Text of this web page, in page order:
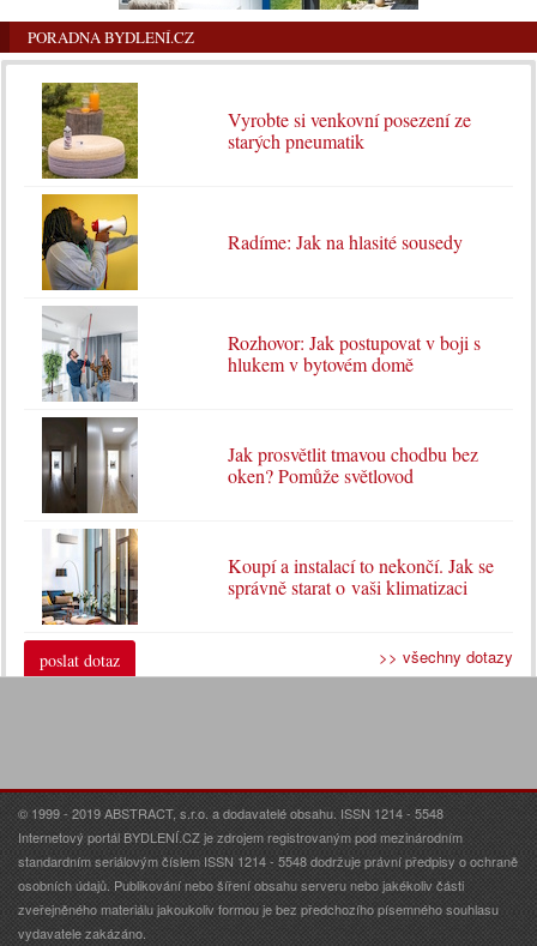
PORADNA BYDLENÍ.CZ
Vyrobte si venkovní posezení ze
starých pneumatik
Radíme: Jak na hlasité sousedy
Rozhovor: Jak postupovat v boji s
hlukem v bytovém domě
Jak prosvětlit tmavou chodbu bez
oken? Pomůže světlovod
Koupí a instalací to nekončí. Jak se
správně starat o vaši klimatizaci
poslat dotaz >> všechny dotazy
© 1999 - 2019 ABSTRACT, s.r.o. a dodavatelé obsahu. ISSN 1214 - 5548
Internetový portál BYDLENÍ.CZ je zdrojem registrovaným pod mezinárodním
standardním seriálovým číslem ISSN 1214 - 5548 dodržuje právní předpisy o ochraně
osobních údajů. Publikování nebo šíření obsahu serveru nebo jakékoliv části
zveřejněného materiálu jakoukoliv formou je bez předchozího písemného souhlasu
vydavatele zakázáno.